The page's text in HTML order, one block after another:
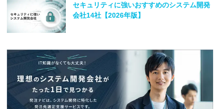
セキュリティに強いおすすめのシステム開発
会社14社【2026年版】